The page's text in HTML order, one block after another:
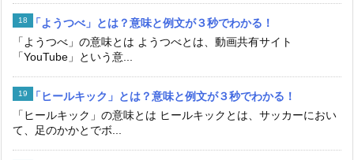
「ようつべ」とは？意味と例文が３秒でわかる！
「ようつべ」の意味とは ようつべとは、動画共有サイト
「YouTube」という意...
「ヒールキック」とは？意味と例文が３秒でわかる！
「ヒールキック」の意味とは ヒールキックとは、サッカーにおい
て、足のかかとでボ...